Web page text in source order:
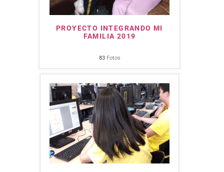
PROYECTO INTEGRANDO MI
FAMILIA 2019
83Fotos